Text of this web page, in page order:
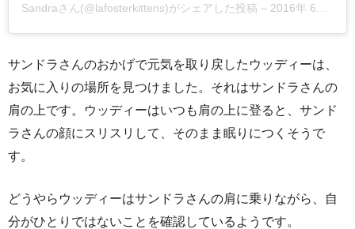
Sandraさん(@lafosterkittens)がシェアした投稿 – 2016年 6月月14日午後3時41分PDT
サンドラさんのおかげで元気を取り戻したウッディーは、
お気に入りの場所を見つけました。それはサンドラさんの
肩の上です。ウッディーはいつも肩の上に登ると、サンド
ラさんの顔にスリスリして、そのまま眠りにつくそうで
す。
どうやらウッディーはサンドラさんの肩に乗りながら、自
分がひとりではないことを確認しているようです。